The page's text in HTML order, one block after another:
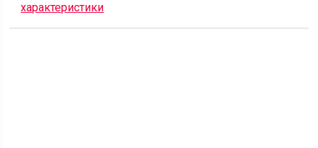
характеристики